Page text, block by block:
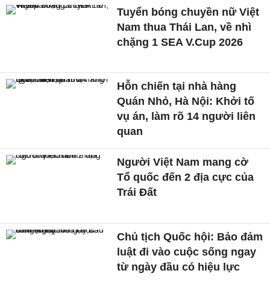
Tuyển bóng chuyền nữ Việt
Nam thua Thái Lan, về nhì
chặng 1 SEA V.Cup 2026
Hỗn chiến tại nhà hàng
Quán Nhỏ, Hà Nội: Khởi tố
vụ án, làm rõ 14 người liên
quan
Người Việt Nam mang cờ
Tổ quốc đến 2 địa cực của
Trái Đất
Chủ tịch Quốc hội: Bảo đảm
luật đi vào cuộc sống ngay
từ ngày đầu có hiệu lực